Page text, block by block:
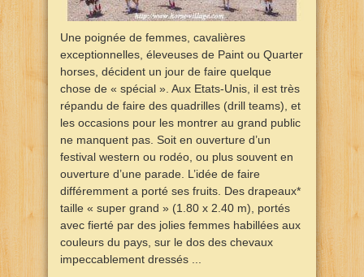
Une poignée de femmes, cavalières
exceptionnelles, éleveuses de Paint ou Quarter
horses, décident un jour de faire quelque
chose de « spécial ». Aux Etats-Unis, il est très
répandu de faire des quadrilles (drill teams), et
les occasions pour les montrer au grand public
ne manquent pas. Soit en ouverture d’un
festival western ou rodéo, ou plus souvent en
ouverture d’une parade. L’idée de faire
différemment a porté ses fruits. Des drapeaux*
taille « super grand » (1.80 x 2.40 m), portés
avec fierté par des jolies femmes habillées aux
couleurs du pays, sur le dos des chevaux
impeccablement dressés ...